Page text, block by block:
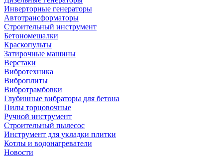
Инверторные генераторы
Автотрансформаторы
Строительный инструмент
Бетономешалки
Краскопульты
Затирочные машины
Верстаки
Вибротехника
Виброплиты
Вибротрамбовки
Глубинные вибраторы для бетона
Пилы торцовочные
Ручной инструмент
Строительный пылесос
Инструмент для укладки плитки
Котлы и водонагреватели
Новости